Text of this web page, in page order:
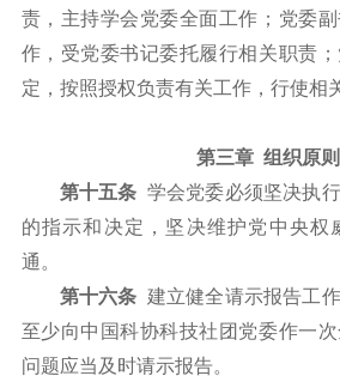
责，主持学会党委全面工作；党委
作，受党委书记委托履行相关职责
定，按照授权负责有关工作，行使相
第三章 组织原则
第十五条 学会党委必须坚决执
的指示和决定，坚决维护党中央权
通。
第十六条 建立健全请示报告工
至少向中国科协科技社团党委作一
问题应当及时请示报告。